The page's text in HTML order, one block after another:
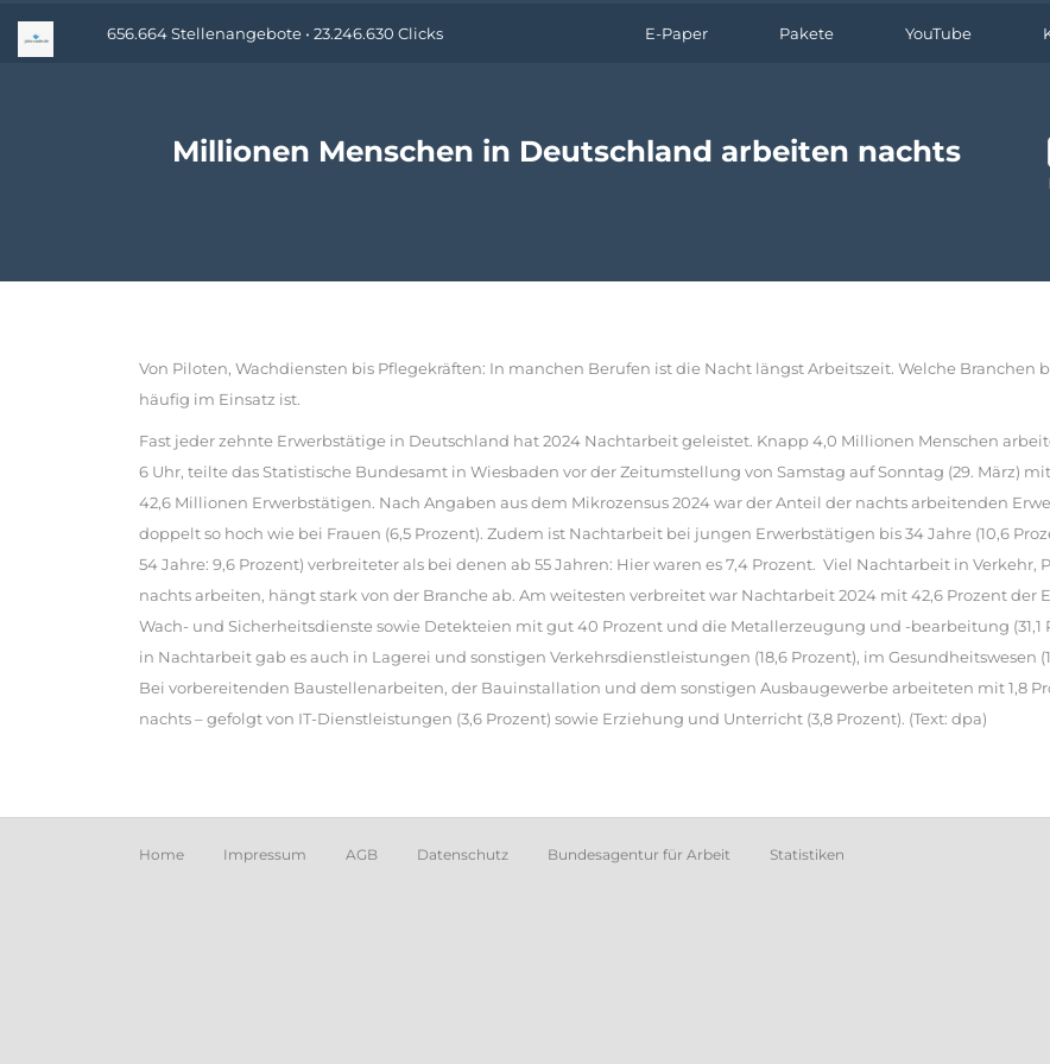
656.664 Stellenangebote • 23.246.630 Clicks E-Paper Pakete YouTube
Millionen Menschen in Deutschland arbeiten nachts
Von Piloten, Wachdiensten bis Pflegekräften: In manchen Berufen ist die Nacht längst Arbeitszeit. Welche Branchen
häufig im Einsatz ist.
Fast jeder zehnte Erwerbstätige in Deutschland hat 2024 Nachtarbeit geleistet. Knapp 4,0 Millionen Menschen
6 Uhr, teilte das Statistische Bundesamt in Wiesbaden vor der Zeitumstellung von Samstag auf Sonntag (29. März)
42,6 Millionen Erwerbstätigen. Nach Angaben aus dem Mikrozensus 2024 war der Anteil der nachts arbeitenden
doppelt so hoch wie bei Frauen (6,5 Prozent). Zudem ist Nachtarbeit bei jungen Erwerbstätigen bis 34 Jahre (10,6
54 Jahre: 9,6 Prozent) verbreiteter als bei denen ab 55 Jahren: Hier waren es 7,4 Prozent. Viel Nachtarbeit in
nachts arbeiten, hängt stark von der Branche ab. Am weitesten verbreitet war Nachtarbeit 2024 mit 42,6 Prozent
Wach- und Sicherheitsdienste sowie Detekteien mit gut 40 Prozent und die Metallerzeugung und -bearbeitung
in Nachtarbeit gab es auch in Lagerei und sonstigen Verkehrsdienstleistungen (18,6 Prozent), im Gesundheitswesen
Bei vorbereitenden Baustellenarbeiten, der Bauinstallation und dem sonstigen Ausbaugewerbe arbeiteten mit 1,8
nachts – gefolgt von IT-Dienstleistungen (3,6 Prozent) sowie Erziehung und Unterricht (3,8 Prozent). (Text: dpa)
Home Impressum AGB Datenschutz Bundesagentur für Arbeit Statistiken